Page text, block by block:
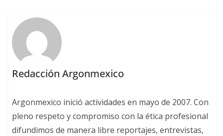
Redacción Argonmexico
Argonmexico inició actividades en mayo de 2007. Con
pleno respeto y compromiso con la ética profesional
difundimos de manera libre reportajes, entrevistas,